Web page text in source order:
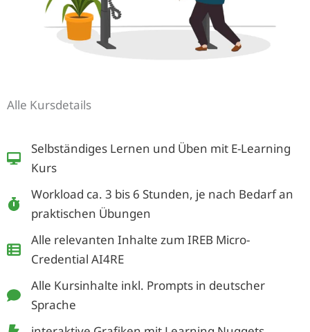
Alle Kursdetails
Selbständiges Lernen und Üben mit E-Learning
Kurs
Workload ca. 3 bis 6 Stunden, je nach Bedarf an
praktischen Übungen
Alle relevanten Inhalte zum IREB Micro-
Credential AI4RE
Alle Kursinhalte inkl. Prompts in deutscher
Sprache